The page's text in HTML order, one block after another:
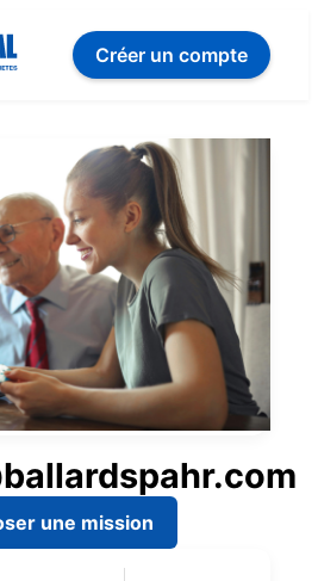
Créer un compte
une mission